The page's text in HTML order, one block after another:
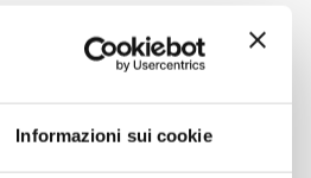
Informazioni sui cookie